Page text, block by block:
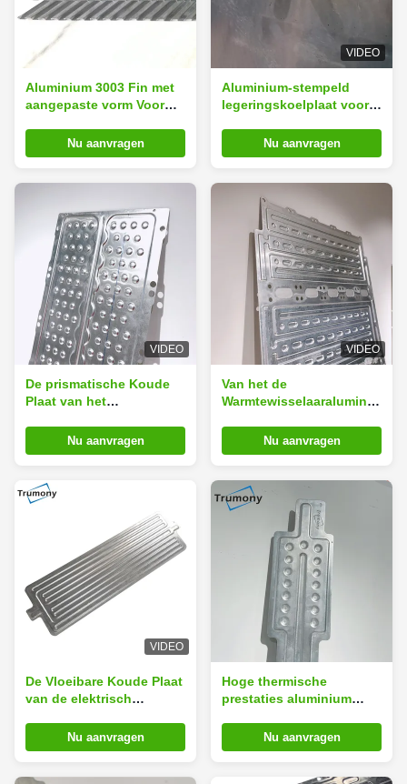
Aluminium 3003 Fin met
aangepaste vorm Voor
beheerNu aanvragen
VIDEO
Aluminium-stempeld
legeringskoelplaat voor
batterijonderkoeling
Nu aanvragen
VIDEO
De prismatische Koude
Plaat van het
New Energy-Auto
Nu aanvragen
VIDEO
Van het de
Warmtewisselaaraluminium
eindigt de Koel de
Plaatmolen
Nu aanvragen
VIDEO
De Vloeibare Koude Plaat
van de elektrisch
Warmtewisselaars
Nu aanvragen
Hoge thermische
prestaties aluminium
plaat voor personenauto
Nu aanvragen